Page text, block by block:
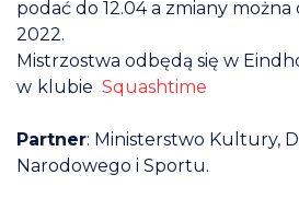
podać do 12.04 a zmiany
2022.
Mistrzostwa odbędą się w
w klubie Squashtime
Partner: Ministerstwo Kultury,
Narodowego i Sportu.